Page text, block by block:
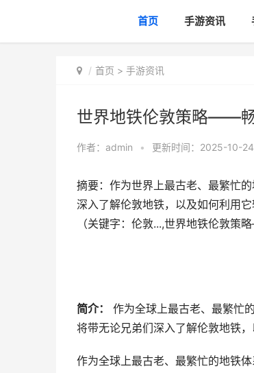
首页 手游资讯
首页 > 手游资讯
世界地铁伦敦策略——
作者： admin • 更新时间：2025-10-24
摘要：作为世界上最古老、最繁忙
深入了解伦敦地铁，以及如何利用
（关键字：伦敦...,世界地铁伦敦
简介：
作为全球上最古老、最繁忙
将带无论兄弟们深入了解伦敦地铁
作为全球上最古老、最繁忙的地铁